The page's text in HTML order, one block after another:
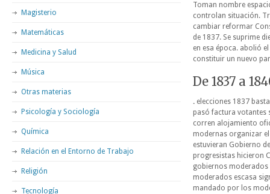
Toman nombre
controlan situación.
cambiar reformar
de 1837. Se suprime
en esa época. abolió
constituir un nuevo
De 1837 a
. elecciones 1837
pasó factura votantes
corren alojamiento
modernas organizar
estuvieran Gobierno
progresistas hicieron
gobiernos moderados
moderados escasa
mandado por los
Magisterio
Matemáticas
Medicina y Salud
Música
Otras materias
Psicología y Sociología
Química
Relación en el Entorno de Trabajo
Religión
Tecnología